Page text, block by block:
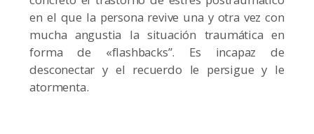
en el que la persona revive una y otra vez con
mucha angustia la situación traumática en
forma de «flashbacks”. Es incapaz de
desconectar y el recuerdo le persigue y le
atormenta.